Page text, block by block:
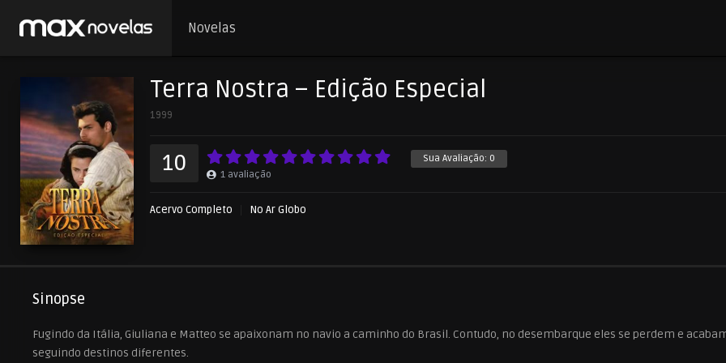
Novelas
Terra Nostra – Edição Especial
1999
Sua Avaliação: 0
10 1 avaliação
Acervo Completo No Ar Globo
Sinopse
Fugindo da Itália, Giuliana e Matteo se apaixonam no navio a caminho do Brasil. Contudo, no desembarque eles se perdem e
seguindo destinos diferentes.